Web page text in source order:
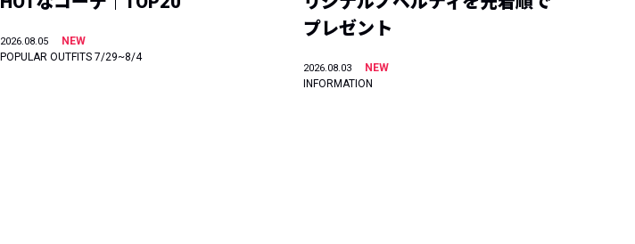
2026.08.05
NEW
POPULAR OUTFITS 7/29~8/4
プレゼント
2026.08.03
NEW
INFORMATION